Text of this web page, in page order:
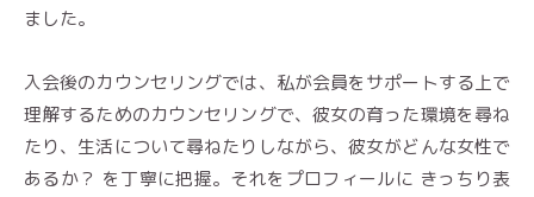
ました。
入会後のカウンセリングでは、私が会員をサポートする上で
理解するためのカウンセリングで、彼女の育った環境を尋ね
たり、生活について尋ねたりしながら、彼女がどんな女性で
あるか？ を丁寧に把握。それをプロフィールに きっちり表